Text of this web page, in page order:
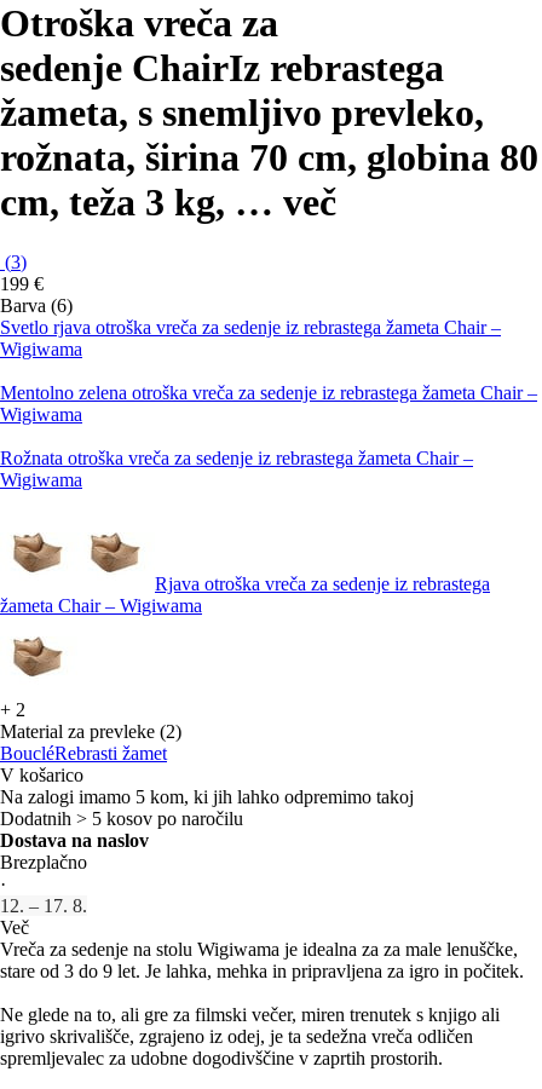
Otroška vreča za
sedenje ChairIz rebrastega
žameta, s snemljivo prevleko,
rožnata, širina 70 cm, globina 80
cm, teža 3 kg, … več
(3)
199 €
Barva (6)
Svetlo rjava otroška vreča za sedenje iz rebrastega žameta Chair –
Wigiwama
Mentolno zelena otroška vreča za sedenje iz rebrastega žameta Chair –
Wigiwama
Rožnata otroška vreča za sedenje iz rebrastega žameta Chair –
Wigiwama
Rjava otroška vreča za sedenje iz rebrastega
žameta Chair – Wigiwama
+ 2
Material za prevleke (2)
BoucléRebrasti žamet
V košarico
Na zalogi imamo 5 kom, ki jih lahko odpremimo takoj
Dodatnih > 5 kosov po naročilu
Dostava na naslov
Brezplačno
·
12. – 17. 8.
Več
Vreča za sedenje na stolu Wigiwama je idealna za za male lenuščke,
stare od 3 do 9 let. Je lahka, mehka in pripravljena za igro in počitek.
Ne glede na to, ali gre za filmski večer, miren trenutek s knjigo ali
igrivo skrivališče, zgrajeno iz odej, je ta sedežna vreča odličen
spremljevalec za udobne dogodivščine v zaprtih prostorih.